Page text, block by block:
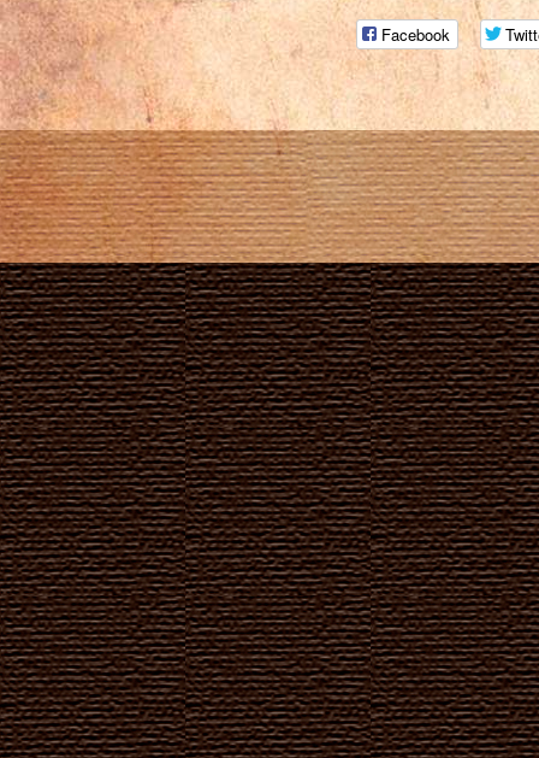
Facebook